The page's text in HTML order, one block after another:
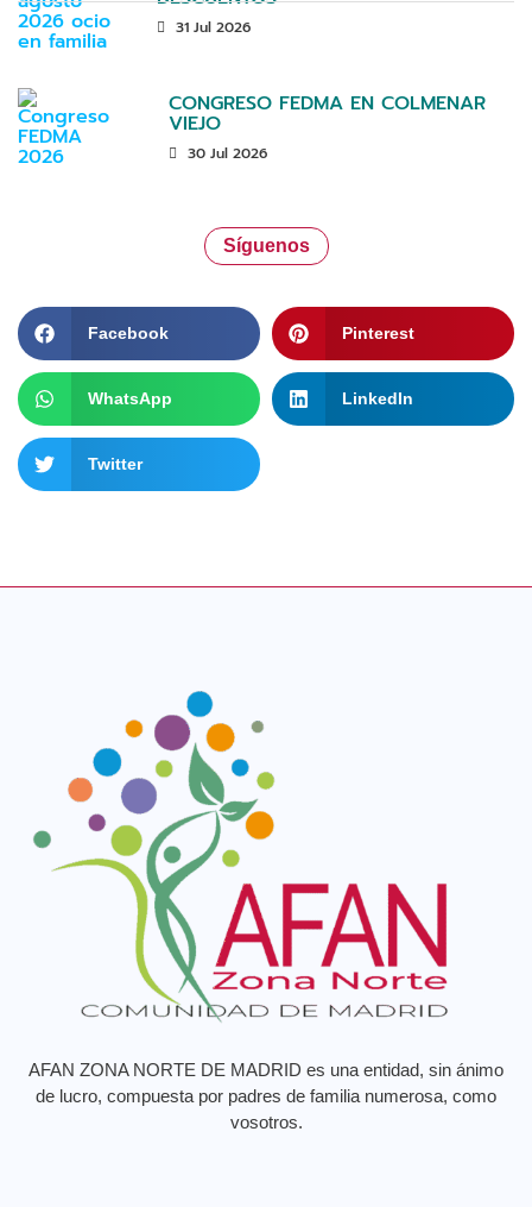
31 Jul 2026
CONGRESO FEDMA EN COLMENAR
VIEJO
30 Jul 2026
Síguenos
Facebook Pinterest
WhatsApp LinkedIn
Twitter
AFAN ZONA NORTE DE MADRID es una entidad, sin ánimo
de lucro, compuesta por padres de familia numerosa, como
vosotros.